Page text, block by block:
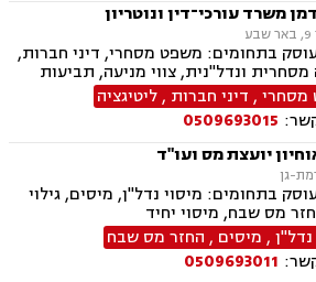
משרד עורכי־דין ונוטריון
בתחומים: משפט מסחרי, דיני חברות,
מסחרית ונדל"נית, צווי מניעה, תביעות
דיני חוזים, ייפוי כוח מתמשך, ירושות
מסחר בינלאומי, משפט אזרחי, סכסוכי
עבודה, הסכמי ממון, מיסוי עירוני, מיסוי
היטל פיתוח, היטל השבחה, נוטריון.
מסחרי, דיני חברות ,ליטיגציה
0509693015
יועצת מס ועו"ד
בתחומים: מיסוי נדל"ן, מיסים, גילוי
מס שבח, מיסוי יחיד
, מיסים , החזר מס שבח
0509693011